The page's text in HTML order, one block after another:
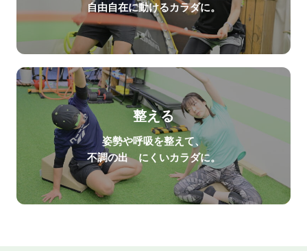
自由自在に動けるカラダに。
整える
姿勢や呼吸を整えて、
不調の出 にくいカラダに。